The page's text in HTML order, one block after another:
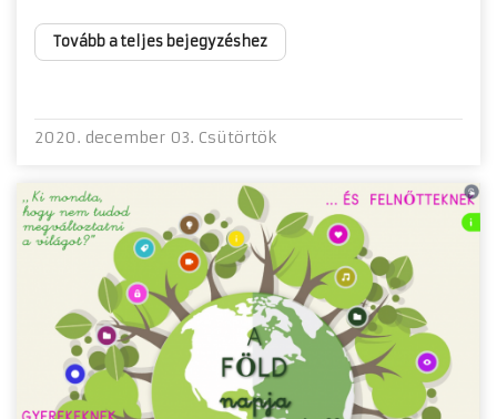
Tovább a teljes bejegyzéshez
2020. december 03. Csütörtök